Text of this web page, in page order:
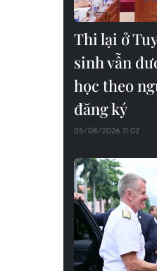
Thi lại ở
sinh vẫn
học theo
đăng ký
05/08/2026 11:02